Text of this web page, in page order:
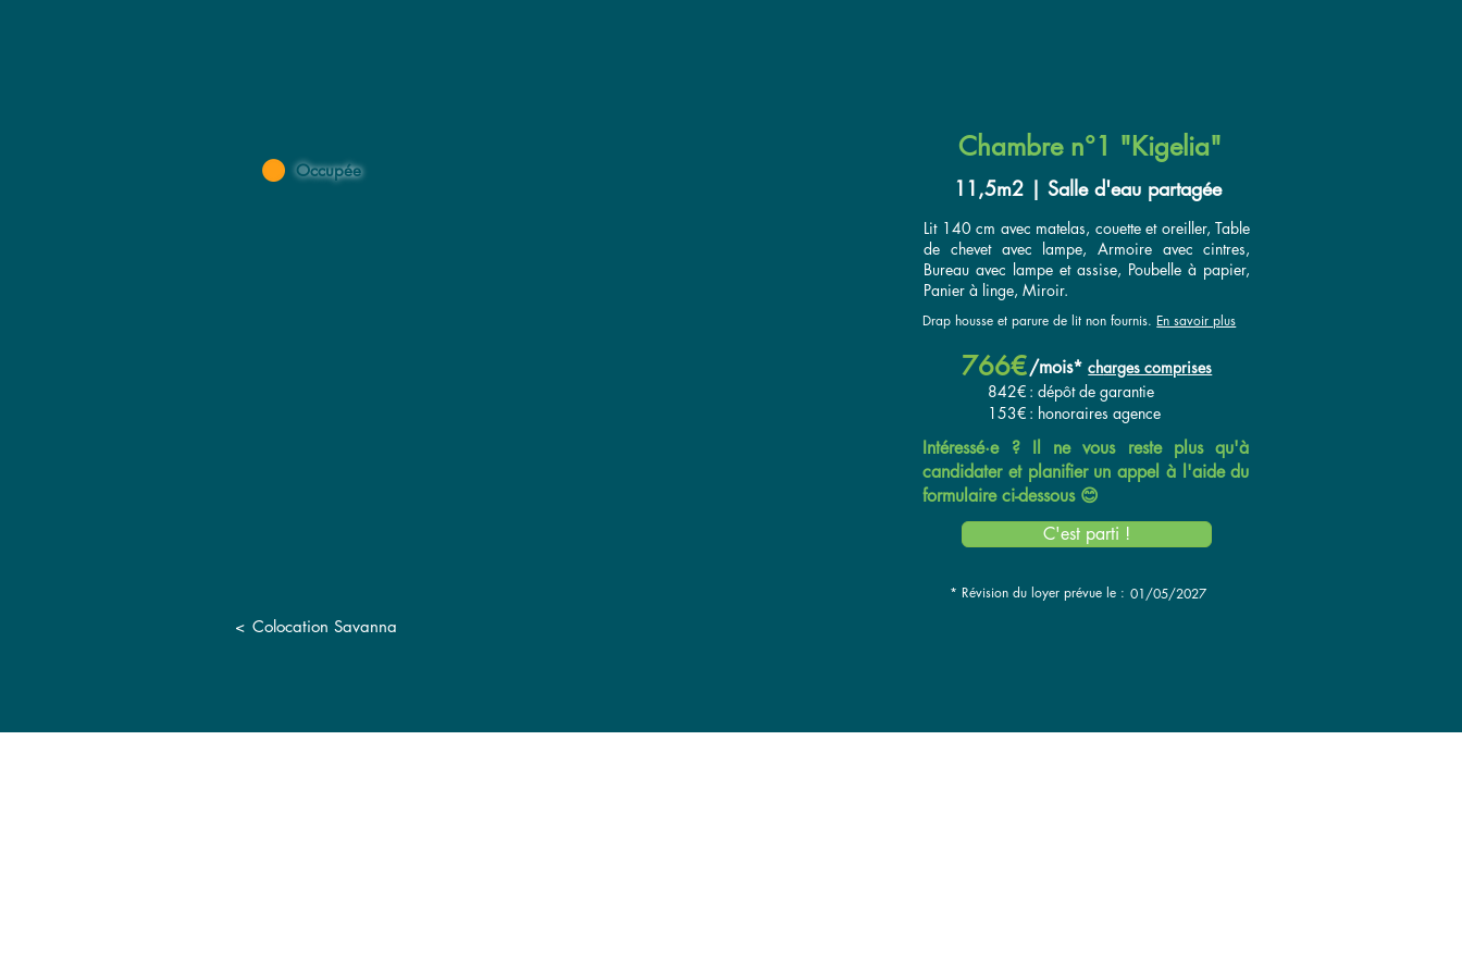
Occupée
< Colocation Savanna
Chambre n°1 "Kigelia"
11,5m2 | Salle d'eau partagée
Lit 140 cm avec matelas, couette et oreiller, Table
de chevet avec lampe, Armoire avec cintres,
Bureau avec lampe et assise, Poubelle à papier,
Panier à linge, Miroir.
Drap housse et parure de lit non fournis.En savoir plus
766€/mois* charges comprises
842€ : dépôt de garantie
153€ : honoraires agence
Intéressé·e ? Il ne vous reste plus qu'à
candidater et planifier un appel à l'aide du
formulaire ci-dessous 😊
C'est parti !
*Révision du loyer prévue le : 01/05/2027